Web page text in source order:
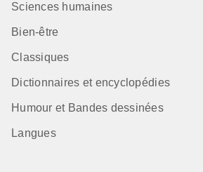
Sciences humaines
Bien-être
Classiques
Dictionnaires et encyclopédies
Humour et Bandes dessinées
Langues